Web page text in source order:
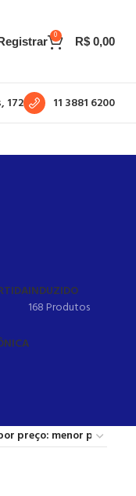
0 R$ 0,00
172 11 3881 6200
INDUZIDO
168 Produtos